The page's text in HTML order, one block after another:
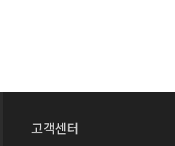
고객센터